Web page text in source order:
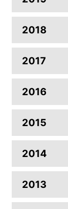
2018
2017
2016
2015
2014
2013